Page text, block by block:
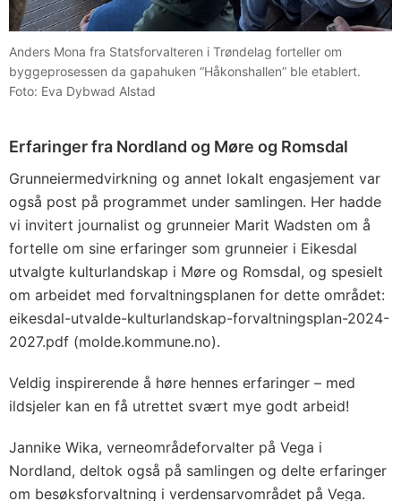
Anders Mona fra Statsforvalteren i Trøndelag forteller om
byggeprosessen da gapahuken “Håkonshallen” ble etablert.
Foto: Eva Dybwad Alstad
Erfaringer fra Nordland og Møre og Romsdal
Grunneiermedvirkning og annet lokalt engasjement var
også post på programmet under samlingen. Her hadde
vi invitert journalist og grunneier Marit Wadsten om å
fortelle om sine erfaringer som grunneier i Eikesdal
utvalgte kulturlandskap i Møre og Romsdal, og spesielt
om arbeidet med forvaltningsplanen for dette området:
eikesdal-utvalde-kulturlandskap-forvaltningsplan-2024-
2027.pdf (molde.kommune.no).
Veldig inspirerende å høre hennes erfaringer – med
ildsjeler kan en få utrettet svært mye godt arbeid!
Jannike Wika, verneområdeforvalter på Vega i
Nordland, deltok også på samlingen og delte erfaringer
om besøksforvaltning i verdensarvområdet på Vega.